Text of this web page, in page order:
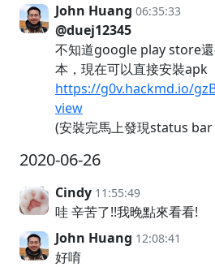
John Huang 06:35:33
@duej12345
不知道google play store
本，現在可以直接安裝apk
https://g0v.hackmd.io/
view
(安裝完馬上發現status
2020-06-26
Cindy 11:55:49
哇 辛苦了!!我晚點來看看!
John Huang 12:08:41
好唷